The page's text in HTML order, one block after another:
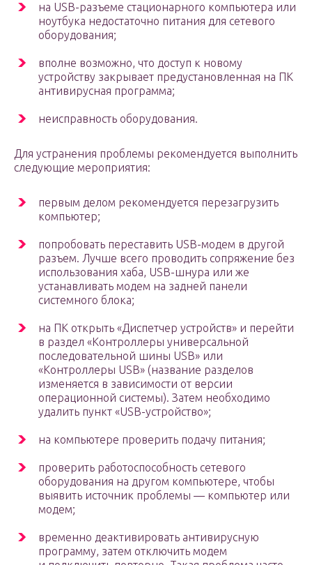
на USB-разъеме стационарного компьютера или
ноутбука недостаточно питания для сетевого
оборудования;
вполне возможно, что доступ к новому
устройству закрывает предустановленная на ПК
антивирусная программа;
неисправность оборудования.
Для устранения проблемы рекомендуется выполнить
следующие мероприятия:
первым делом рекомендуется перезагрузить
компьютер;
попробовать переставить USB-модем в другой
разъем. Лучше всего проводить сопряжение без
использования хаба, USB-шнура или же
устанавливать модем на задней панели
системного блока;
на ПК открыть «Диспетчер устройств» и перейти
в раздел «Контроллеры универсальной
последовательной шины USB» или
«Контроллеры USB» (название разделов
изменяется в зависимости от версии
операционной системы). Затем необходимо
удалить пункт «USB-устройство»;
на компьютере проверить подачу питания;
проверить работоспособность сетевого
оборудования на другом компьютере, чтобы
выявить источник проблемы — компьютер или
модем;
временно деактивировать антивирусную
программу, затем отключить модем